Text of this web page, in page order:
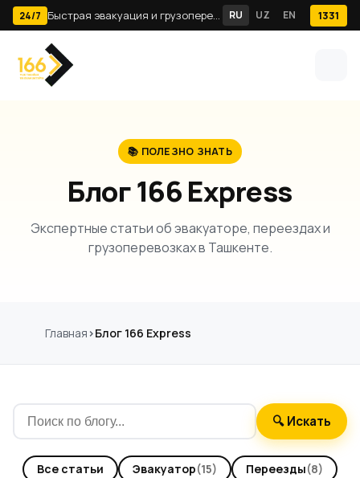
24/7 Быстрая эвакуация и грузоперевозки по Ташкенту · 24/7 RU UZ EN 1331
📚 ПОЛЕЗНО ЗНАТЬ
Блог 166 Express
Экспертные статьи об эвакуаторе, переездах и
грузоперевозках в Ташкенте.
Главная Блог 166 Express
🔍 Искать
Все статьи Эвакуатор(15) Переезды(8)